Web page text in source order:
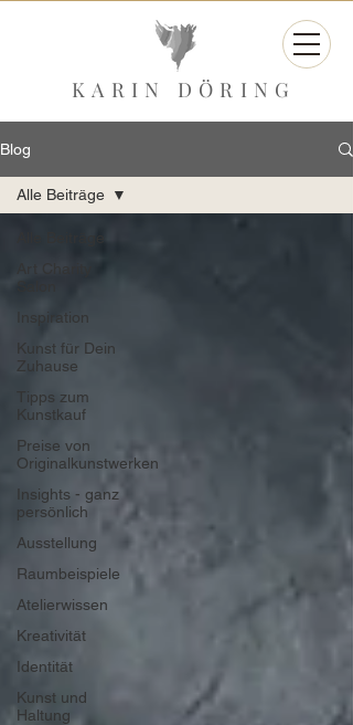
KARIN DÖRING
Blog
Inspiration
Kunst für Dein
Zuhause
Tipps zum
Kunstkauf
Preise von
Originalkunstwerken
Insights - ganz
persönlich
Ausstellung
Raumbeispiele
Atelierwissen
Kreativität
Identität
Kunst und
Haltung
Alle Beiträge